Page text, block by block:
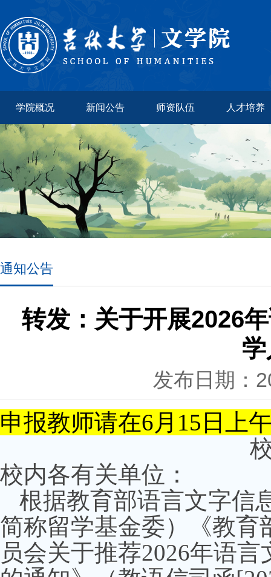
学院概况 新闻公告 师资队伍 人才培养
通知公告
转发：关于开展2026
发布日期：
申报教师请在6月15日上
校内各有关单位：
根据教育部语言文字信
简称留学基金委）《教育
员会关于推荐2026年语言